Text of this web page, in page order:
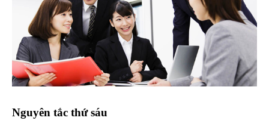
Nguyên tắc thứ sáu